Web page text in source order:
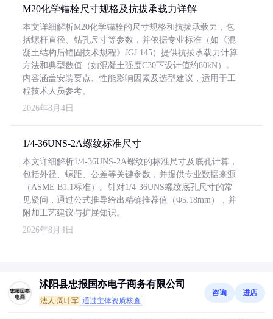
M20化学锚栓尺寸规格及抗拔承载力详解
本文详细解析M20化学锚栓的尺寸规格和抗拔承载力，包
括螺杆直径、钻孔尺寸等参数，并依据专业标准（如《混
凝土结构后锚固技术规程》JGJ 145）提供抗拔承载力计算
方法和典型数值（如混凝土强度C30下设计值约80kN）。
内容涵盖安装要点、性能影响因素及选型建议，适用于工
程技术人员参考。
2026年8月4日
1/4-36UNS-2A螺纹标准尺寸
本文详细解析1/4-36UNS-2A螺纹的标准尺寸及底孔计算，
包括外径、螺距、公差等关键参数，并提供专业数据来源
（ASME B1.1标准）。针对1/4-36UNS螺纹底孔尺寸的常
见疑问，通过公式推导给出精确推荐值（Φ5.18mm），并
附加工艺建议与扩展知识。
2026年8月4日
沭阳县忠报国亦电子商务有限公司
法人:周叶军 通过主体资质核查
咨询 进店